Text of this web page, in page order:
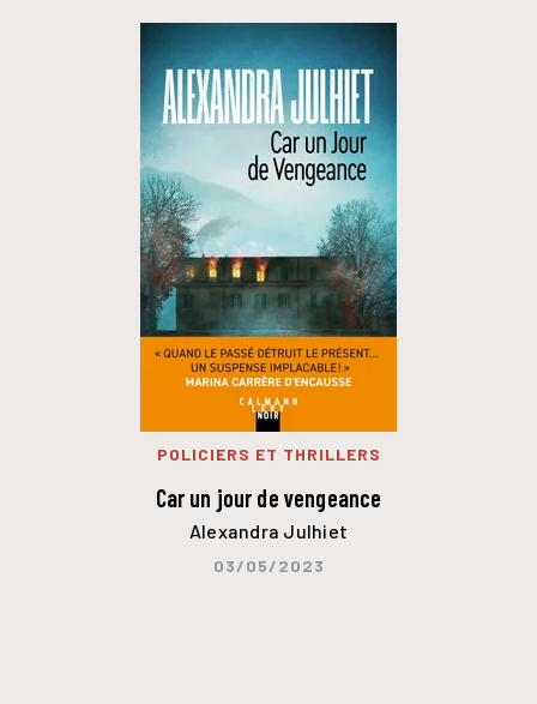
POLICIERS ET THRILLERS
Car un jour de vengeance
Alexandra Julhiet
03/05/2023